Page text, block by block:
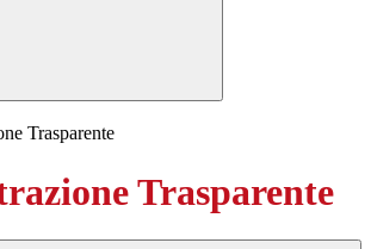
Trasparente
Trasparente